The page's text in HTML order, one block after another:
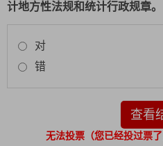
计地方性法规和统计行政规章。
对
错
查看
无法投票（您已经投过票